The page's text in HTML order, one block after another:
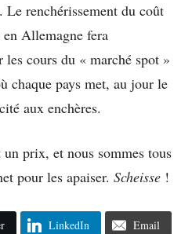
renchérissement du coût
Allemagne fera
cours du « marché spot »
chaque pays met, au jour le
aux enchères.
prix, et nous sommes tous
pour les apaiser. Scheisse !
LinkedIn Email